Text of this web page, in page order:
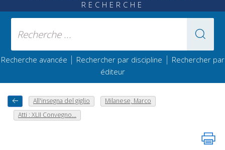
RECHERCHE
Recherche avancée | Rechercher par discipline | Rechercher par
éditeur
All'insegna del giglio
Milanese, Marco
Atti : XLII Convegno...